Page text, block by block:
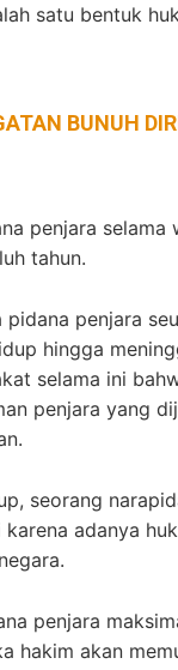
satu bentuk
BUNUH
penjara selama
tahun.
penjara
hingga
selama ini
penjara yang
seorang
adanya
penjara
hakim akan